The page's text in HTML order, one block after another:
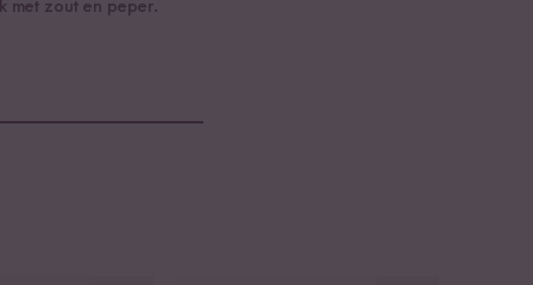
met zout en peper.